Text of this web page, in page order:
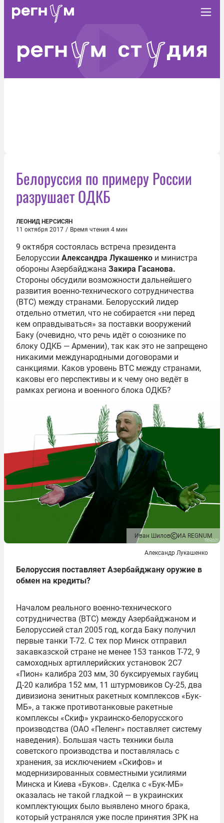
Белоруссия по примеру России
разрушает ОДКБ
ЛЕОНИД НЕРСИСЯН
11 октября 2017 / Время чтения 4 мин
9 октября состоялась встреча президента
Белоруссии Александра Лукашенко и министра
обороны Азербайджана Закира Гасанова.
Стороны обсудили возможности дальнейшего
развития военно-технического сотрудничества
(ВТС) между странами. Белорусский лидер
отдельно отметил, что не собирается «ни перед
кем оправдываться» за поставки вооружений
Баку (очевидно, что речь идёт о союзнике по
блоку ОДКБ — Армении), так как это не запрещено
никакими международными договорами и
санкциями. Каков уровень ВТС между странами,
каковы его перспективы и к чему оно ведёт в
рамках региона и военного блока ОДКБ?
Иван Шилов ИА REGNUM
Александр Лукашенко
Белоруссия поставляет Азербайджану оружие в
обмен на кредиты?
Началом реального военно-технического
сотрудничества (ВТС) между Азербайджаном и
Белоруссией стал 2005 год, когда Баку получил
первые танки Т-72. С тех пор Минск отправил
закавказской стране не менее 153 танков Т-72, 9
самоходных артиллерийских установок 2С7
«Пион» калибра 203 мм, 30 буксируемых гаубиц
Д-20 калибра 152 мм, 11 штурмовиков Су-25, два
дивизиона зенитных ракетных комплексов «Бук-
МБ», а также противотанковые ракетные
комплексы «Скиф» украинско-белорусского
производства (ОАО «Пеленг» поставляет систему
наведения). Большая часть техники была
советского производства и поставлялась с
хранения, за исключением «Скифов» и
модернизированных совместными усилиями
Минска и Киева «Буков». Сделка с «Бук-МБ»
оказалась не такой гладкой — в украинских
комплектующих было выявлено много брака,
который устранялся уже после принятия ЗРК на